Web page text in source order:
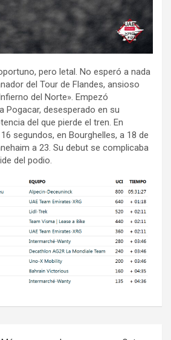
pero letal. No esperó a nada
del Tour de Flandes, ansioso
del Norte». Empezó
Pogacar, desesperado en su
del que pierde el tren. En
segundos, en Bourghelles, a 18 de
a 23. Su debut se complicaba
del podio.